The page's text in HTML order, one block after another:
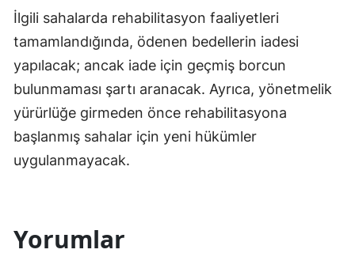
İlgili sahalarda rehabilitasyon faaliyetleri
tamamlandığında, ödenen bedellerin iadesi
yapılacak; ancak iade için geçmiş borcun
bulunmaması şartı aranacak. Ayrıca, yönetmelik
yürürlüğe girmeden önce rehabilitasyona
başlanmış sahalar için yeni hükümler
uygulanmayacak.
Yorumlar